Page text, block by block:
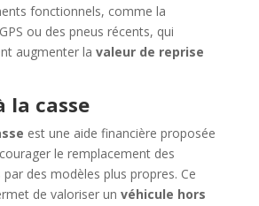
fonctionnels, comme la
ou des pneus récents, qui
augmenter la valeur de reprise
la casse
est une aide financière proposée
le remplacement des
par des modèles plus propres. Ce
de valoriser un véhicule hors